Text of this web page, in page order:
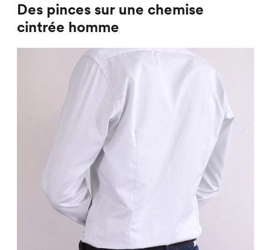
Des pinces sur une chemise
cintrée homme